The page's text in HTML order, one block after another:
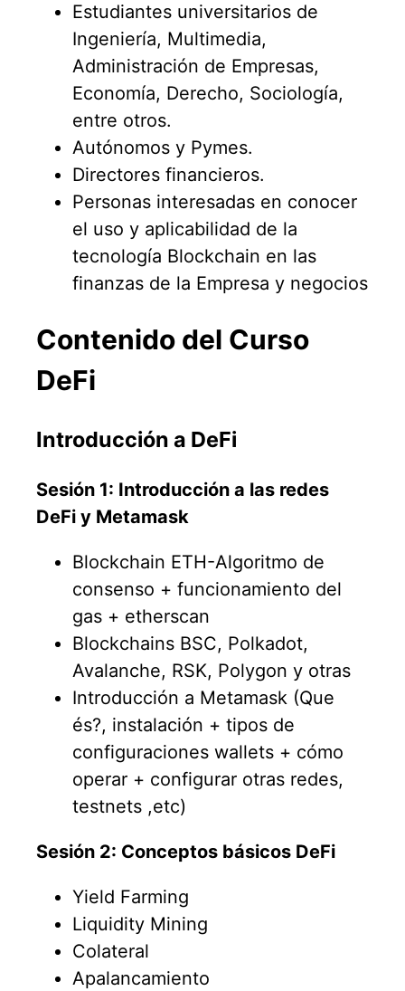
Estudiantes universitarios de
Ingeniería, Multimedia,
Administración de Empresas,
Economía, Derecho, Sociología,
entre otros.
Autónomos y Pymes.
Directores financieros.
Personas interesadas en conocer
el uso y aplicabilidad de la
tecnología Blockchain en las
finanzas de la Empresa y negocios
Contenido del Curso
DeFi
Introducción a DeFi
Sesión 1: Introducción a las redes
DeFi y Metamask
Blockchain ETH-Algoritmo de
consenso + funcionamiento del
gas + etherscan
Blockchains BSC, Polkadot,
Avalanche, RSK, Polygon y otras
Introducción a Metamask (Que
és?, instalación + tipos de
configuraciones wallets + cómo
operar + configurar otras redes,
testnets ,etc)
Sesión 2: Conceptos básicos DeFi
Yield Farming
Liquidity Mining
Colateral
Apalancamiento